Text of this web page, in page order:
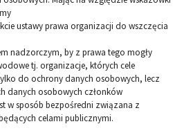
ustawy prawa organizacji do wszczęcia
nadzorczym, by z prawa tego mogły
tj. organizacje, których cele
do ochrony danych osobowych, lecz
danych osobowych członków
w sposób bezpośredni związana z
celami publicznymi.